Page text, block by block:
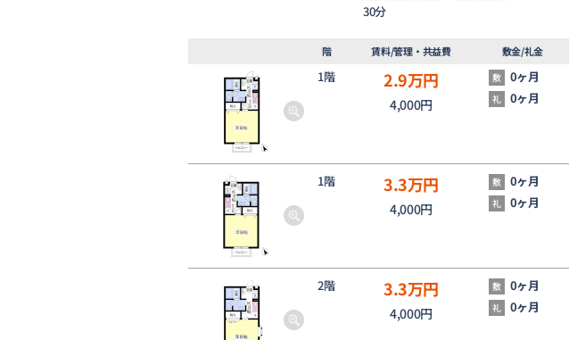
30分
階 賃料/管理・共益費 敷金/礼金
1階 2.9万円
4,000円
敷 0ヶ月
礼 0ヶ月
1階 3.3万円
4,000円
敷 0ヶ月
礼 0ヶ月
2階 3.3万円
4,000円
敷 0ヶ月
礼 0ヶ月